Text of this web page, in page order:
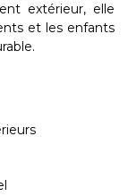
extérieur, elle
et les enfants
.